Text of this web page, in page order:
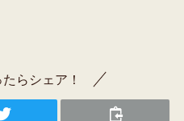
らシェア！